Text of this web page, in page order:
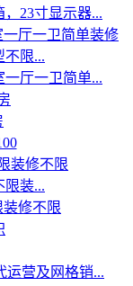
，23寸显示器...
不限...
厅一卫简单...
限装...
修不限
运营及网格销...